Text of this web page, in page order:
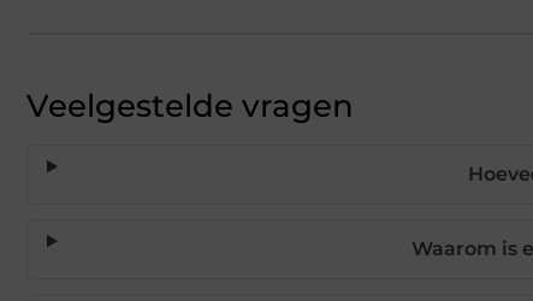
Veelgestelde vragen
Waarom is